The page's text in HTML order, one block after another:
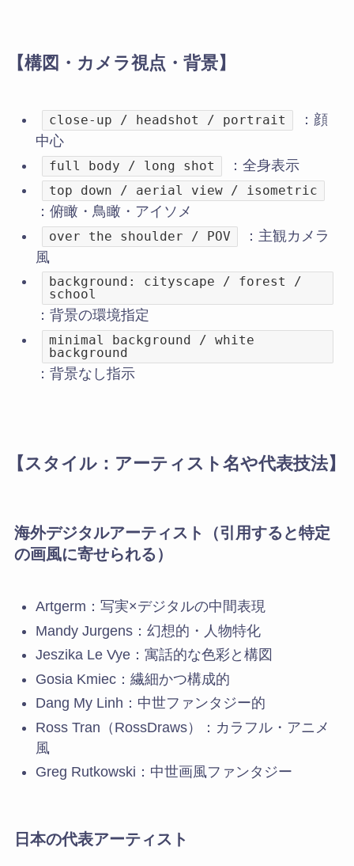
【構図・カメラ視点・背景】
close-up / headshot / portrait
：顔
中心
full body / long shot ：全身表示
top down / aerial view / isometric
：俯瞰・鳥瞰・アイソメ
over the shoulder / POV
：主観カメラ
風
background: cityscape / forest /
school
：背景の環境指定
minimal background / white
background
：背景なし指示
【スタイル：アーティスト名や代表技法】
海外デジタルアーティスト（引用すると特定
の画風に寄せられる）
Artgerm：写実×デジタルの中間表現
Mandy Jurgens：幻想的・人物特化
Jeszika Le Vye：寓話的な色彩と構図
Gosia Kmiec：繊細かつ構成的
Dang My Linh：中世ファンタジー的
Ross Tran（RossDraws）：カラフル・アニメ
風
Greg Rutkowski：中世画風ファンタジー
日本の代表アーティスト